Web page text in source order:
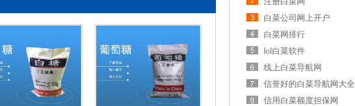
白菜公司网上开户
白菜网排行
lol白菜软件
线上白菜导航网
信誉好的白菜导航网大全
信用白菜额度担保网